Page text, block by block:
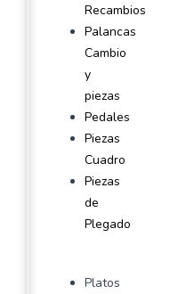
Recambios
Palancas
Cambio
y
piezas
Pedales
Piezas
Cuadro
Piezas
de
Plegado
Platos